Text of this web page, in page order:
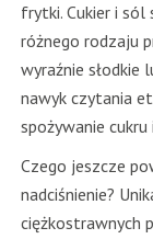
frytki. Cukier i
różnego rodzaju
wyraźnie słodkie
nawyk czytania
spożywanie cukru
Czego jeszcze
nadciśnienie?
ciężkostrawnych